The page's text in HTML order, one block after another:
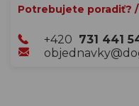
Potrebujete poradiť? /
+420 731 441